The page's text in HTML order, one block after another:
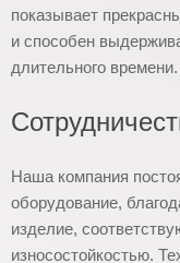
показывает
и способен
длительного времени.
Наша компания
оборудование,
изделие,
износостойкостью.